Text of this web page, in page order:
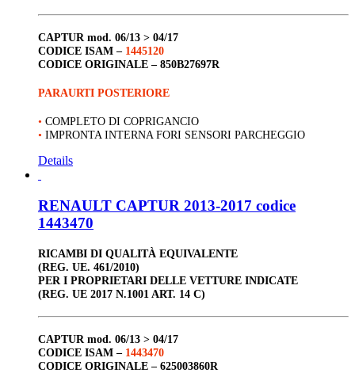
CAPTUR mod. 06/13 > 04/17
CODICE ISAM – 1445120
CODICE ORIGINALE – 850B27697R
PARAURTI POSTERIORE
• COMPLETO DI COPRIGANCIO
• IMPRONTA INTERNA FORI SENSORI PARCHEGGIO
Details
RENAULT CAPTUR 2013-2017 codice
1443470
RICAMBI DI QUALITÀ EQUIVALENTE
(REG. UE. 461/2010)
PER I PROPRIETARI DELLE VETTURE INDICATE
(REG. UE 2017 N.1001 ART. 14 C)
CAPTUR mod. 06/13 > 04/17
CODICE ISAM – 1443470
CODICE ORIGINALE – 625003860R